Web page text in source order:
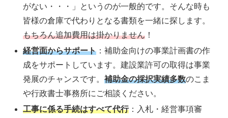
がない・・・」というのが一般的です。そんな時も
皆様の倉庫で代わりとなる書類を一緒に探します。
もちろん追加費用は掛かりません ！
経営面からサポート ：補助金向けの事業計画書の作
成をサポートしています。建設業許可の取得は事業
発展のチャンスです。補助金の採択実績多数のこま
や行政書士事務所にご相談ください。
工事に係る手続はすべて代行：入札・経営事項審